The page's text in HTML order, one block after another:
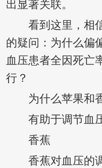
出显著关联。
看到这里，相信
的疑问：为什么偏
血压患者全因死亡
行？
为什么苹果和
有助于调节血
香蕉
香蕉对血压的调